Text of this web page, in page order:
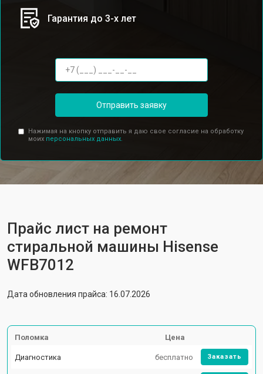
Гарантия до 3-х лет
Отправить заявку
Нажимая на кнопку отправить я даю свое согласие на обработку
моих персональных данных.
Прайс лист на ремонт
стиральной машины Hisense
WFB7012
Дата обновления прайса: 16.07.2026
Поломка Цена
Диагностика бесплатно Заказать